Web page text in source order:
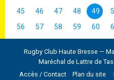
45
46 47 48 49
56
57 58 59 60
Rugby Club Haute Bresse —
Maréchal de Lattre de
Accès / Contact
Plan du site